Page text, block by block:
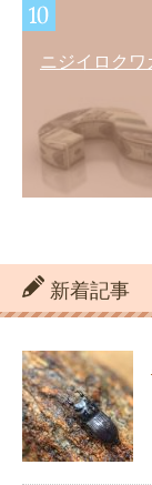
ニジイロクワ
新着記事